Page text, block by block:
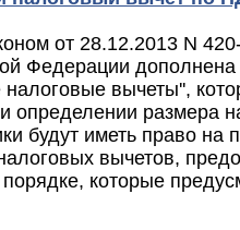
от 28.12.2013 N
Федерации дополнена
вычеты'',
определении размера
будут иметь право на
вычетов,
которые